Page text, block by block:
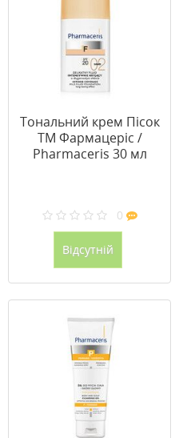
Тональний крем Пісок
ТМ Фармацеріс /
Pharmaceris 30 мл
0
Відсутній